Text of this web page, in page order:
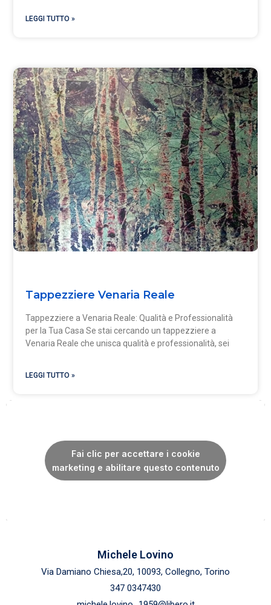
LEGGI TUTTO »
Tappezziere Venaria Reale
Tappezziere a Venaria Reale: Qualità e Professionalità
per la Tua Casa Se stai cercando un tappezziere a
Venaria Reale che unisca qualità e professionalità, sei
LEGGI TUTTO »
Fai clic per accettare i cookie
marketing e abilitare questo contenuto
Michele Lovino
Via Damiano Chiesa,20, 10093, Collegno, Torino
347 0347430